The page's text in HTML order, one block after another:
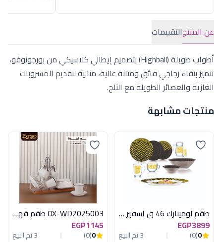
عن المنتجالتقييمات
أطواب طويلة (Highball) بتصميم إيطالي كلاسيكي من بورجونوفو،
تتميز بنقاء زجاجي فائق ومتانة عالية، مثالية لتقديم المشروبات
الغازية والعصائر الطويلة مع الثلج.
منتجات مشابهة
طقم لومينارك 46 ق اسفير جولد اماراتى
EGP3899
0
(0)
3 تم البيع
OX-WD2025003 طقم قهوة 13ق بورسلين فضى
EGP1145
0
(0)
3 تم البيع